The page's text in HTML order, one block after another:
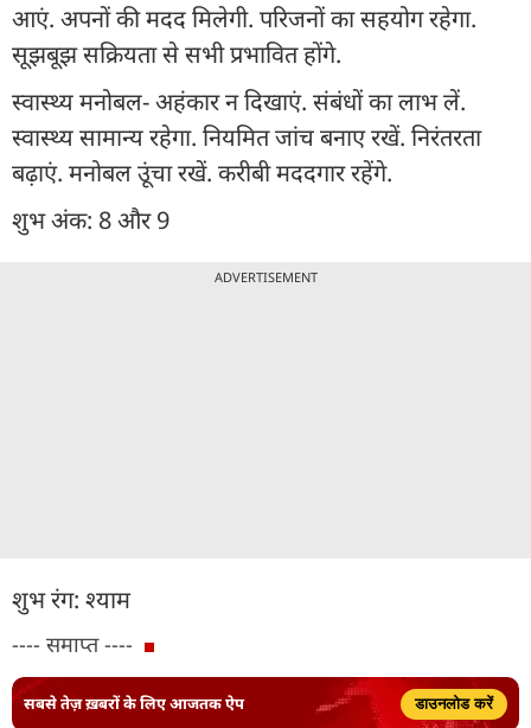
आएं. अपनों की मदद मिलेगी. परिजनों का सहयोग रहेगा.
सूझबूझ सक्रियता से सभी प्रभावित होंगे.
स्वास्थ्य मनोबल- अहंकार न दिखाएं. संबंधों का लाभ लें.
स्वास्थ्य सामान्य रहेगा. नियमित जांच बनाए रखें. निरंतरता
बढ़ाएं. मनोबल उूंचा रखें. करीबी मददगार रहेंगे.
शुभ अंक: 8 और 9
ADVERTISEMENT
शुभ रंग: श्याम
---- समाप्त ----
सबसे तेज़ ख़बरों के लिए आजतक ऐप डाउनलोड करें